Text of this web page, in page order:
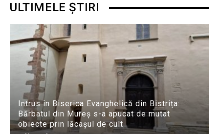
ULTIMELE ȘTIRI
Intrus în Biserica Evanghelică din Bistrița:
Bărbatul din Mureș s-a apucat de mutat
obiecte prin lăcașul de cult